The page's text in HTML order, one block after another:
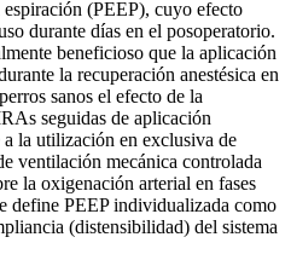
(PEEP), cuyo efecto
durante días en el posoperatorio.
beneficioso que la aplicación
la recuperación anestésica en
sanos el efecto de la
seguidas de aplicación
la utilización en exclusiva de
ventilación mecánica controlada
la oxigenación arterial en fases
define PEEP individualizada como
(distensibilidad) del sistema